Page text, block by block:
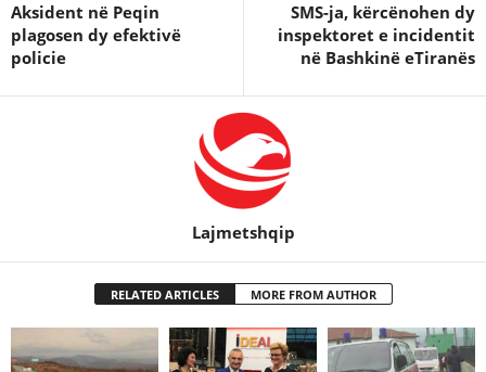
Aksident në Peqin
plagosen dy efektivë
policie
SMS-ja, kërcënohen dy
inspektoret e incidentit
në Bashkinë eTiranës
Lajmetshqip
RELATED ARTICLES MORE FROM AUTHOR